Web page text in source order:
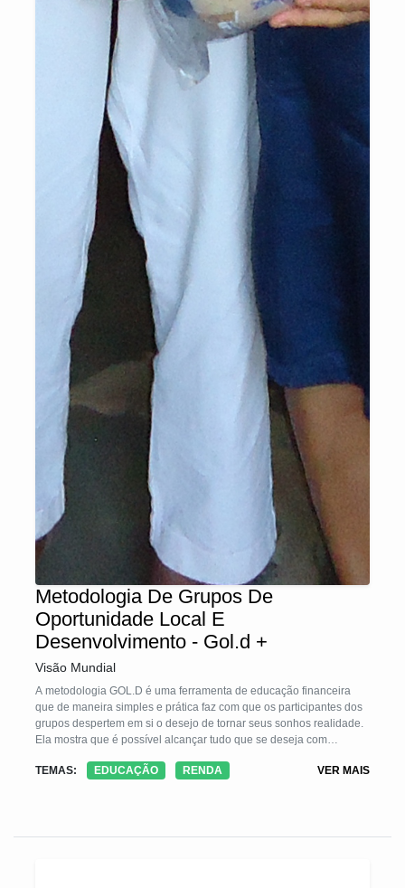
Metodologia De Grupos De
Oportunidade Local E
Desenvolvimento - Gol.d +
Visão Mundial
A metodologia GOL.D é uma ferramenta de educação financeira
que de maneira simples e prática faz com que os participantes dos
grupos despertem em si o desejo de tornar seus sonhos realidade.
Ela mostra que é possível alcançar tudo que se deseja com
TEMAS:
EDUCAÇÃO RENDA VER MAIS